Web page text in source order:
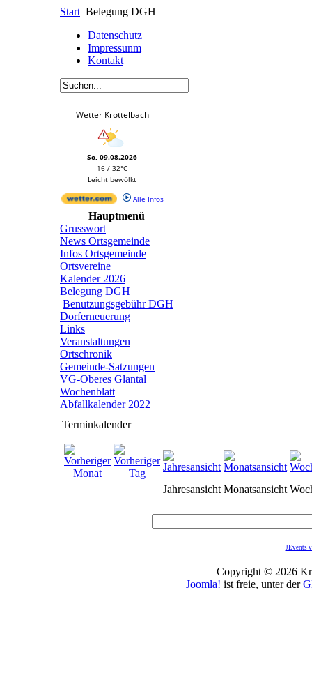
Start Belegung DGH
Datenschutz
Impressunm
Kontakt
Wetter Krottelbach
So, 09.08.2026
16 / 32°C
Leicht bewölkt
Alle Infos
Hauptmenü
Grusswort
News Ortsgemeinde
Infos Ortsgemeinde
Ortsvereine
Kalender 2026
Belegung DGH
Benutzungsgebühr DGH
Dorferneuerung
Links
Veranstaltungen
Ortschronik
Gemeinde-Satzungen
VG-Oberes Glantal
Wochenblatt
Abfallkalender 2022
Terminkalender
Jahresansicht Monatsansicht
JEvents
Copyright © 2026
Joomla! ist freie, unter der